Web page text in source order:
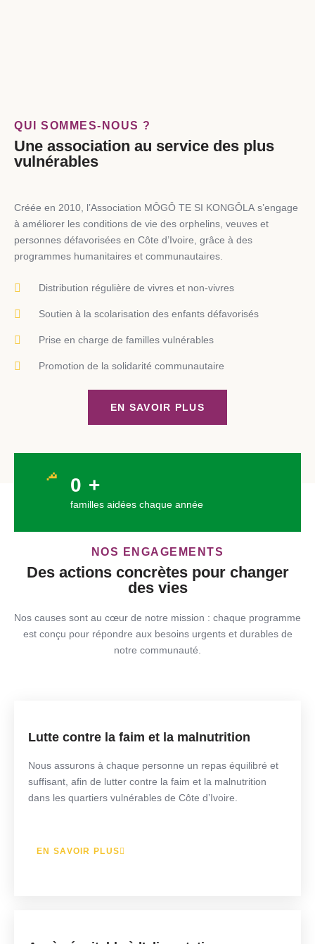
QUI SOMMES-NOUS ?
Une association au service des plus
vulnérables
Créée en 2010, l’Association MÔGÔ TE SI KONGÔLA s’engage
à améliorer les conditions de vie des orphelins, veuves et
personnes défavorisées en Côte d’Ivoire, grâce à des
programmes humanitaires et communautaires.
Distribution régulière de vivres et non-vivres
Soutien à la scolarisation des enfants défavorisés
Prise en charge de familles vulnérables
Promotion de la solidarité communautaire
EN SAVOIR PLUS
0 +
familles aidées chaque année
NOS ENGAGEMENTS
Des actions concrètes pour changer
des vies
Nos causes sont au cœur de notre mission : chaque programme
est conçu pour répondre aux besoins urgents et durables de
notre communauté.
Lutte contre la faim et la malnutrition
Nous assurons à chaque personne un repas équilibré et
suffisant, afin de lutter contre la faim et la malnutrition
dans les quartiers vulnérables de Côte d’Ivoire.
EN SAVOIR PLUS